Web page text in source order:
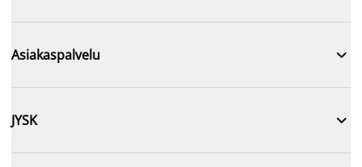
Asiakaspalvelu 
JYSK 